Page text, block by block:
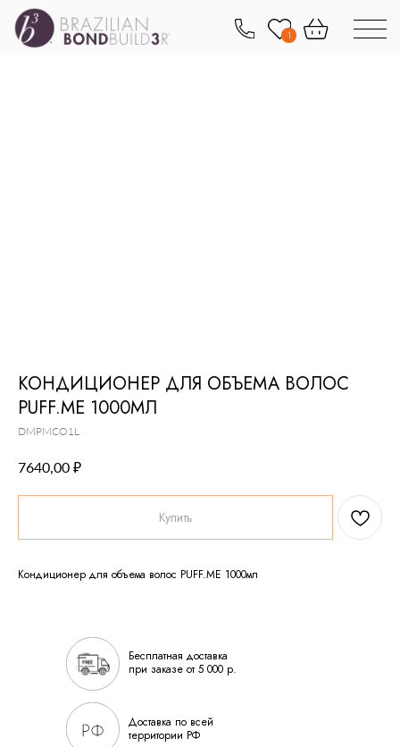
КОНДИЦИОНЕР ДЛЯ ОБЪЕМА ВОЛОС
PUFF.ME 1000МЛ
DMPMCO1L
7640,00 ₽
Купить
Кондиционер для объема волос PUFF.ME 1000мл
Доставка по всей
территории РФ
Бесплатная доставка
при заказе от 5 000 р.